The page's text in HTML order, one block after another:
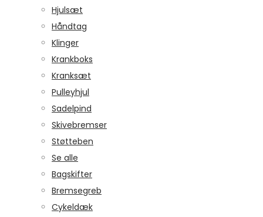
Hjulsæt
Håndtag
Klinger
Krankboks
Kranksæt
Pulleyhjul
Sadelpind
Skivebremser
Støtteben
Se alle
Bagskifter
Bremsegreb
Cykeldæk